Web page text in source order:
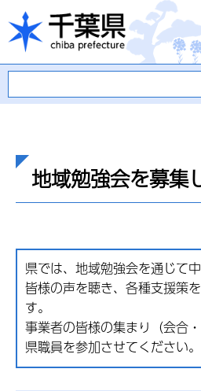
千葉県
地域勉強会を募集
県では、地域勉強会を通じて
皆様の声を聴き、各種支援策
す。
事業者の皆様の集まり（会合
県職員を参加させてください。